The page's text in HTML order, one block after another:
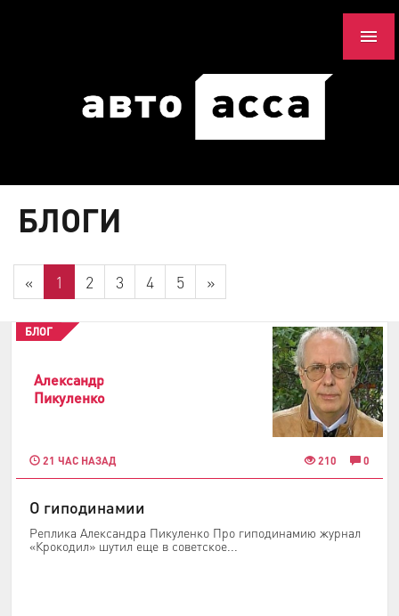
БЛОГИ
« 1 2 3 4 5 »
Александр
Пикуленко
21 ЧАС НАЗАД 210 0
БЛОГ
О гиподинамии
Реплика Александра Пикуленко Про гиподинамию журнал
«Крокодил» шутил еще в советское...